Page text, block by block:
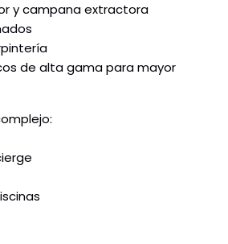
y campana extractora
de alta gama para mayor